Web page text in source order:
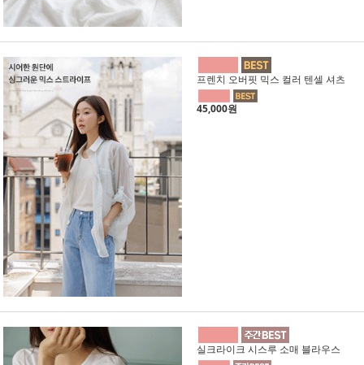
프렌치 오버핏 믹스 컬러 텐셀 셔츠
45,000원
실크라이크 시스루 소매 블라우스